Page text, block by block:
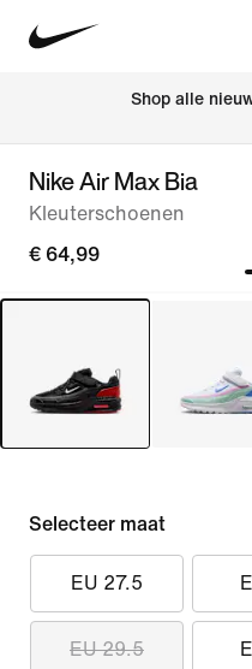
Shop alle
Nike Air Max Bia
Kleuterschoenen
€ 64,99
Selecteer maat
EU 27.5
EU 29.5